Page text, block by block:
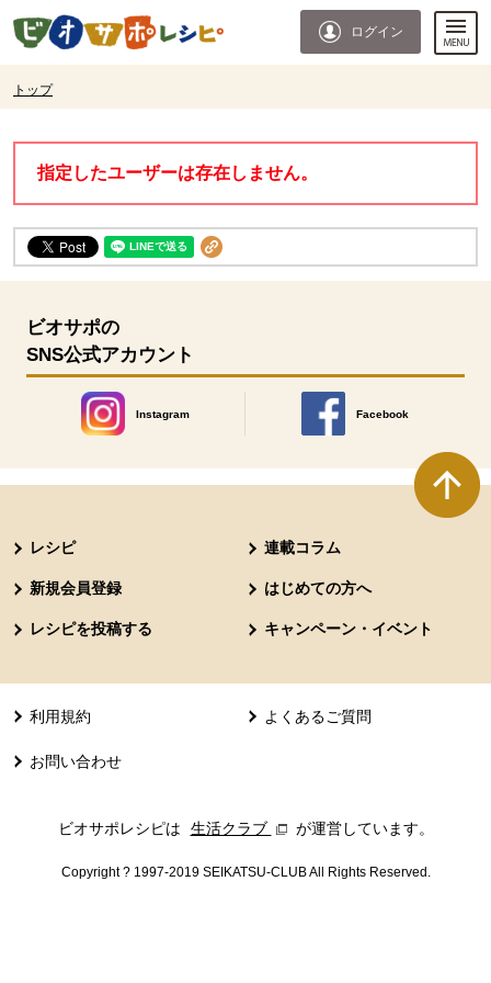
ページの先頭です。
ログイン
トップ
現在位置ここまで
指定したユーザーは存在しません。
ビオサポの
SNS公式アカウント
Instagram
別のウィンドウで開きます。
Facebook
別のウィンドウで開きます
レシピ 連載コラム
新規会員登録 はじめての方へ
レシピを投稿する キャンペーン・イベント
利用規約 よくあるご質問
お問い合わせ
ビオサポレシピは 生活クラブ 別のウィンドウで開きます。
が運営しています。
Copyright ? 1997-2019 SEIKATSU-CLUB All Rights Reserved.